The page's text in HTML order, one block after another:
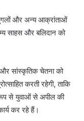
और अन्य आक्रांताओं
साहस और बलिदान को
और सांस्कृतिक चेतना को
करती रहेगी, ताकि
रूप से युवाओं से अपील की
कर रहे हैं।